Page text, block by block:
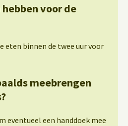
voor de
eten binnen de twee uur voor
meebrengen
eventueel een handdoek mee